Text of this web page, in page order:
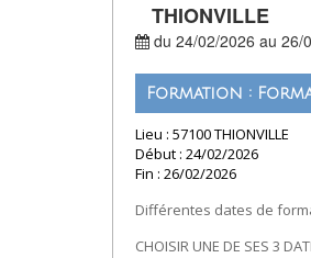
THIONVILLE
du 24/02/2026 au 26/
Formation :
Lieu : 57100 THIONVILLE
Début : 24/02/2026
Fin : 26/02/2026
Différentes dates de
CHOISIR UNE DE SES 3